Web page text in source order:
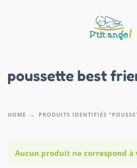
poussette best
HOME PRODUITS IDENTIFIÉS
Aucun produit ne correspond à